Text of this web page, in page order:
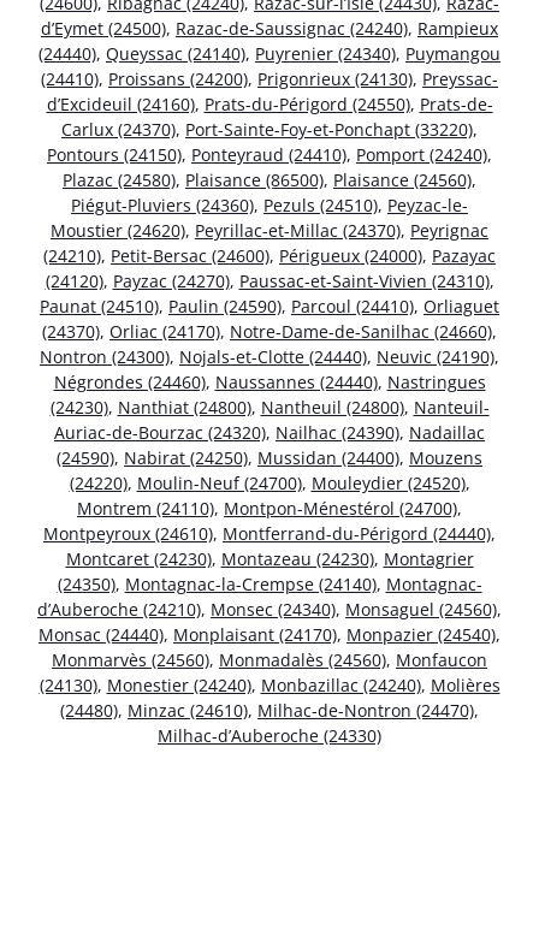
d’Eymet (24500), Razac-de-Saussignac (24240), Rampieux
(24440), Queyssac (24140), Puyrenier (24340), Puymangou
(24410), Proissans (24200), Prigonrieux (24130), Preyssac-
d’Excideuil (24160), Prats-du-Périgord (24550), Prats-de-
Carlux (24370), Port-Sainte-Foy-et-Ponchapt (33220),
Pontours (24150), Ponteyraud (24410), Pomport (24240),
Plazac (24580), Plaisance (86500), Plaisance (24560),
Piégut-Pluviers (24360), Pezuls (24510), Peyzac-le-
Moustier (24620), Peyrillac-et-Millac (24370), Peyrignac
(24210), Petit-Bersac (24600), Périgueux (24000), Pazayac
(24120), Payzac (24270), Paussac-et-Saint-Vivien (24310),
Paunat (24510), Paulin (24590), Parcoul (24410), Orliaguet
(24370), Orliac (24170), Notre-Dame-de-Sanilhac (24660),
Nontron (24300), Nojals-et-Clotte (24440), Neuvic (24190),
Négrondes (24460), Naussannes (24440), Nastringues
(24230), Nanthiat (24800), Nantheuil (24800), Nanteuil-
Auriac-de-Bourzac (24320), Nailhac (24390), Nadaillac
(24590), Nabirat (24250), Mussidan (24400), Mouzens
(24220), Moulin-Neuf (24700), Mouleydier (24520),
Montrem (24110), Montpon-Ménestérol (24700),
Montpeyroux (24610), Montferrand-du-Périgord (24440),
Montcaret (24230), Montazeau (24230), Montagrier
(24350), Montagnac-la-Crempse (24140), Montagnac-
d’Auberoche (24210), Monsec (24340), Monsaguel (24560),
Monsac (24440), Monplaisant (24170), Monpazier (24540),
Monmarvès (24560), Monmadalès (24560), Monfaucon
(24130), Monestier (24240), Monbazillac (24240), Molières
(24480), Minzac (24610), Milhac-de-Nontron (24470),
Milhac-d’Auberoche (24330)